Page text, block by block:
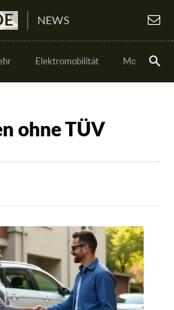
NEWS
Elektromobilität Motorsport
ohne TÜV